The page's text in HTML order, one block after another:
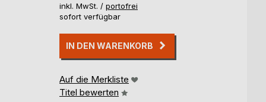
inkl. MwSt. / portofrei
sofort verfügbar
IN DEN WARENKORB
Auf die Merkliste
Titel bewerten